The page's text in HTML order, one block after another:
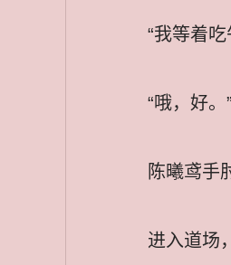
“我等着
“哦，好。”
陈曦鸢手
进入道场